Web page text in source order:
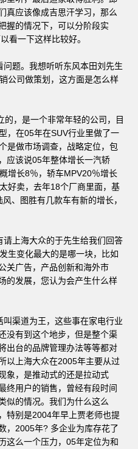
真应该像成吉思汗学习，那么
握的情况下，可以分阶段实
看一下这样比较好。
题。我想听听东风本田刘先生
公司做策划，这方面是怎么样
，是一个非常年轻的公司，目
，在05年在SUV行业里做了一
是做市场调查，战略定位，包
应该说05年整体增长一汽轿
增长8％，轿车MPV20％增长
好卖，去年18个厂商里面，基
、图胜有几款车有新的增长，
上海大众的于先生给我们回答
生变化最大的是哪一块，比如
关广告，产品创新和海外市
的发展，您认为会产生什么样
渠道为王，这些事在家电行业
没有到这个地步，但是整个渠
出台的品牌管理办法等等都对
以上海大众在2005年主要从过
象，是推动式的还是拉动式
终用户的销售，曾经有段时间
似的情况。我们为什么这么
特别是2004年早上贾老师也提
，2005年? 多企业为库存花了
这么一个压力，05年定位为和